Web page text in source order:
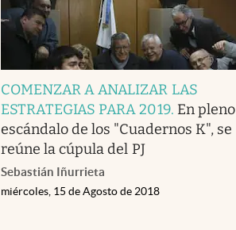
COMENZAR A ANALIZAR LAS
ESTRATEGIAS PARA 2019. En pleno
escándalo de los "Cuadernos K", se
reúne la cúpula del PJ
Sebastián Iñurrieta
miércoles, 15 de Agosto de 2018